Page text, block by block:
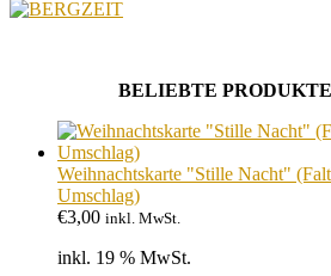
BELIEBTE
Weihnachtskarte "Stille Nacht"
Umschlag)
€3,00 inkl. MwSt.
inkl. 19 % MwSt.